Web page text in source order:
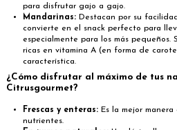
para disfrutar gajo a gajo.
Mandarinas: Destacan por su
convierte en el snack perfecto para
especialmente para los más pequeños.
ricas en vitamina A (en forma de
característica.
¿Cómo disfrutar al máximo de tus
Citrusgourmet?
Frescas y enteras: Es la mejor
nutrientes.